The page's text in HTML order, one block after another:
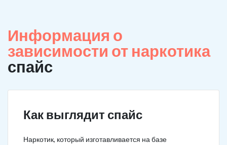
Информация о
зависимости от наркотика
спайс
Как выглядит спайс
Наркотик, который изготавливается на базе